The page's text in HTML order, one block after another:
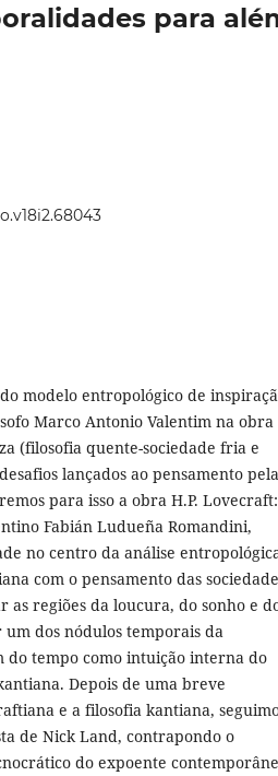
para
modelo entropológico de
Marco Antonio Valentim na obra
(filosofia quente-sociedade fria e
lançados ao pensamento pela
para isso a obra H.P. Lovecraft:
Fabián Ludueña Romandini,
no centro da análise
com o pensamento das
as regiões da loucura, do sonho e
dos nódulos temporais da
do tempo como intuição interna do
Depois de uma breve
e a filosofia kantiana,
de Nick Land, contrapondo o
do expoente